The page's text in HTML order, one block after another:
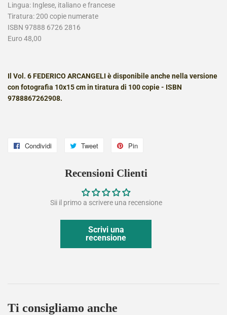
Lingua: Inglese, italiano e francese
Tiratura: 200 copie numerate
ISBN 97888 6726 2816
Euro 48,00
Il Vol. 6 FEDERICO ARCANGELI è disponibile anche nella versione
con fotografia 10x15 cm in tiratura di 100 copie - ISBN
9788867262908.
Condividi
Condividi
Facebook
Tweet
Twitta
Twitter
Pin
Pinterest
Recensioni Clienti
Sii il primo a scrivere una recensione
Scrivi una
recensione
Ti consigliamo anche